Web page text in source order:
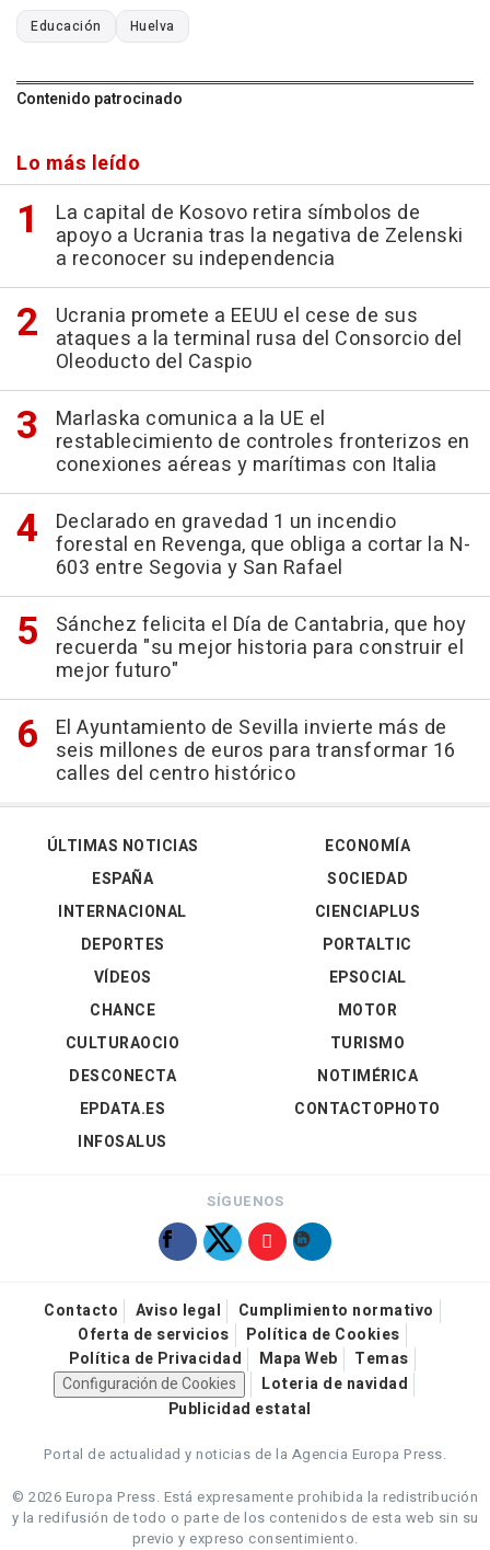
Educación Huelva
Contenido patrocinado
Lo más leído
La capital de Kosovo retira símbolos de
apoyo a Ucrania tras la negativa de Zelenski
a reconocer su independencia
Ucrania promete a EEUU el cese de sus
ataques a la terminal rusa del Consorcio del
Oleoducto del Caspio
Marlaska comunica a la UE el
restablecimiento de controles fronterizos en
conexiones aéreas y marítimas con Italia
Declarado en gravedad 1 un incendio
forestal en Revenga, que obliga a cortar la N-
603 entre Segovia y San Rafael
Sánchez felicita el Día de Cantabria, que hoy
recuerda "su mejor historia para construir el
mejor futuro"
El Ayuntamiento de Sevilla invierte más de
seis millones de euros para transformar 16
calles del centro histórico
ÚLTIMAS NOTICIAS
ESPAÑA
INTERNACIONAL
DEPORTES
VÍDEOS
ECONOMÍA
SOCIEDAD
CIENCIAPLUS
PORTALTIC
EPSOCIAL
CHANCE
CULTURAOCIO
DESCONECTA
EPDATA.ES
INFOSALUS
MOTOR
TURISMO
NOTIMÉRICA
CONTACTOPHOTO
SÍGUENOS
Contacto Aviso legal
Cumplimiento normativo
Oferta de servicios
Política de Cookies
Política de Privacidad
Mapa Web
Temas
Configuración de Cookies
Loteria de navidad
Publicidad estatal
Portal de actualidad y noticias de la Agencia Europa Press.
© 2026 Europa Press. Está expresamente prohibida la redistribución
y la redifusión de todo o parte de los contenidos de esta web sin su
previo y expreso consentimiento.